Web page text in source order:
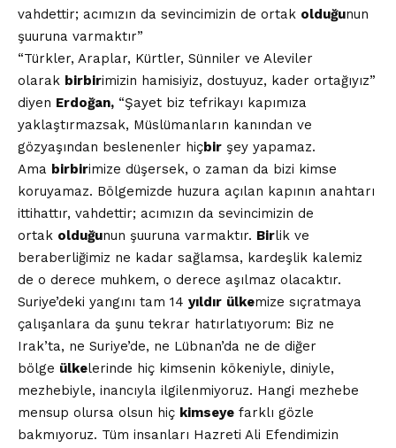
vahdettir; acımızın da sevincimizin de ortak olduğunun
şuuruna varmaktır”
“Türkler, Araplar, Kürtler, Sünniler ve Aleviler
olarak birbirimizin hamisiyiz, dostuyuz, kader ortağıyız”
diyen Erdoğan, “Şayet biz tefrikayı kapımıza
yaklaştırmazsak, Müslümanların kanından ve
gözyaşından beslenenler hiçbir şey yapamaz.
Ama birbirimize düşersek, o zaman da bizi kimse
koruyamaz. Bölgemizde huzura açılan kapının anahtarı
ittihattır, vahdettir; acımızın da sevincimizin de
ortak olduğunun şuuruna varmaktır. Birlik ve
beraberliğimiz ne kadar sağlamsa, kardeşlik kalemiz
de o derece muhkem, o derece aşılmaz olacaktır.
Suriye’deki yangını tam 14 yıldır ülkemize sıçratmaya
çalışanlara da şunu tekrar hatırlatıyorum: Biz ne
Irak’ta, ne Suriye’de, ne Lübnan’da ne de diğer
bölge ülkelerinde hiç kimsenin kökeniyle, diniyle,
mezhebiyle, inancıyla ilgilenmiyoruz. Hangi mezhebe
mensup olursa olsun hiç kimseye farklı gözle
bakmıyoruz. Tüm insanları Hazreti Ali Efendimizin